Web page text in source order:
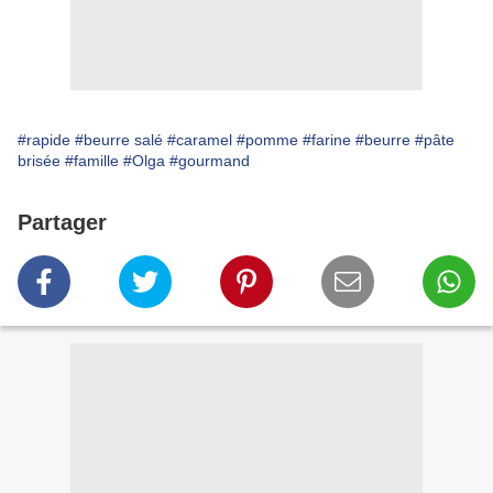
#rapide #beurre salé #caramel #pomme #farine #beurre #pâte
brisée #famille #Olga #gourmand
Partager